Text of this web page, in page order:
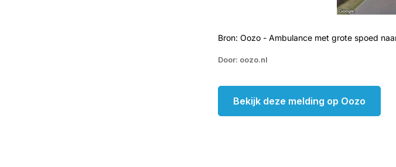
Bron: Oozo - Ambulance met grote spoed
Door: oozo.nl
Bekijk deze melding op Oozo